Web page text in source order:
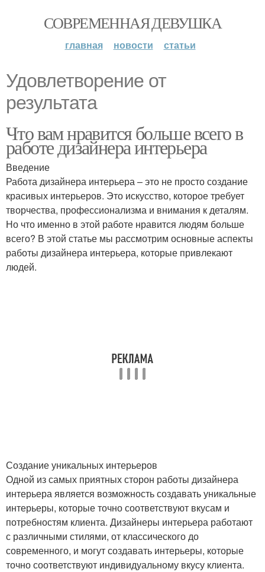
СОВРЕМЕННАЯ ДЕВУШКА
главная новости статьи
Удовлетворение от
результата
Что вам нравится больше всего в
работе дизайнера интерьера
Введение
Работа дизайнера интерьера – это не просто создание
красивых интерьеров. Это искусство, которое требует
творчества, профессионализма и внимания к деталям.
Но что именно в этой работе нравится людям больше
всего? В этой статье мы рассмотрим основные аспекты
работы дизайнера интерьера, которые привлекают
людей.
Создание уникальных интерьеров
Одной из самых приятных сторон работы дизайнера
интерьера является возможность создавать уникальные
интерьеры, которые точно соответствуют вкусам и
потребностям клиента. Дизайнеры интерьера работают
с различными стилями, от классического до
современного, и могут создавать интерьеры, которые
точно соответствуют индивидуальному вкусу клиента.